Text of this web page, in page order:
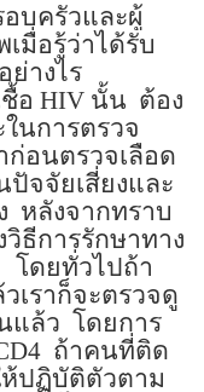
บครัวและผู้
มื่อรู้ว่าได้รับ
ย่างไร
อ HIV นั้น ต้อง
ในการตรวจ
ก่อนตรวจเลือด
ปัจจัยเสี่ยงและ
หลังจากทราบ
ธีการรักษาทาง
โดยทั่วไปถ้า
เราก็จะตรวจดู
แล้ว โดยการ
ถ้าคนที่ติด
ปฏิบัติตัวตาม